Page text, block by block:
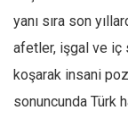
Gıda-
Hayat
Türkiye
Siyaset
yanı sıra son
afetler, işgal ve iç
koşarak insani
sonuncunda Türk